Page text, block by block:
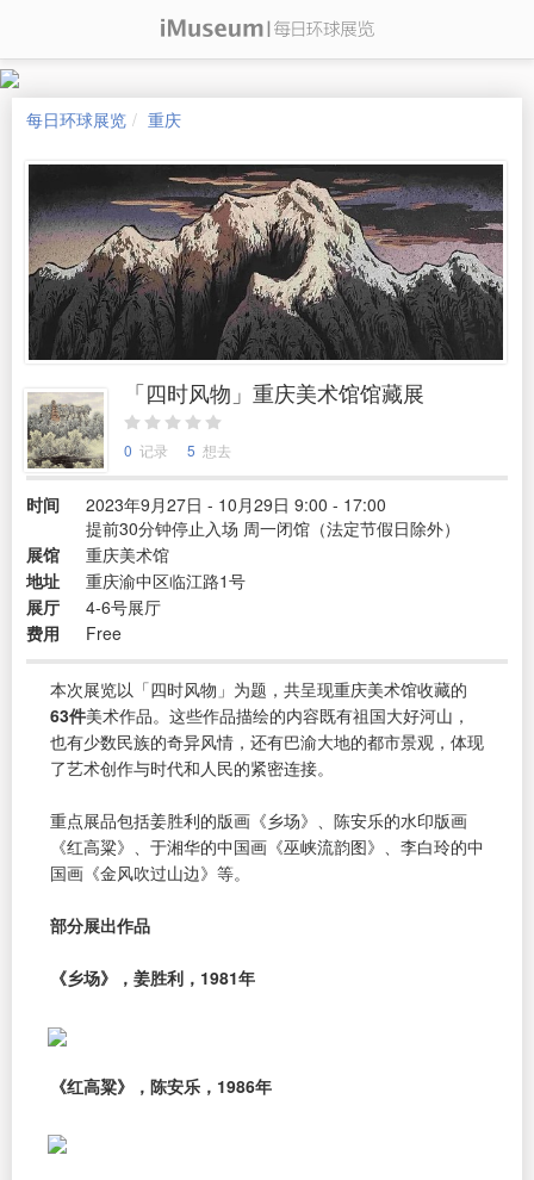
每日环球展览 重庆
「四时风物」重庆美术馆馆藏展
0 记录 5 想去
时间
2023年9月27日 - 10月29日 9:00 - 17:00
提前30分钟停止入场 周一闭馆（法定节假日除外）
展馆
重庆美术馆
地址
重庆渝中区临江路1号
展厅
4-6号展厅
费用
Free
本次展览以「四时风物」为题，共呈现重庆美术馆收藏的
63件美术作品。这些作品描绘的内容既有祖国大好河山，
也有少数民族的奇异风情，还有巴渝大地的都市景观，体现
了艺术创作与时代和人民的紧密连接。
重点展品包括姜胜利的版画《乡场》、陈安乐的水印版画
《红高粱》、于湘华的中国画《巫峡流韵图》、李白玲的中
国画《金风吹过山边》等。
部分展出作品
《乡场》，姜胜利，1981年
《红高粱》，陈安乐，1986年